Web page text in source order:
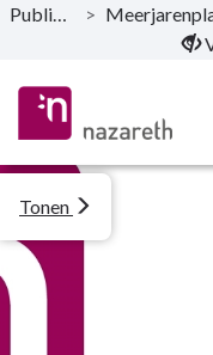
Naar hoofdinhoud
Publicaties >
Tonen